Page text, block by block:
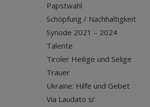
Papstwahl
Schöpfung / Nachhaltigkeit
Synode 2021 – 2024
Talente
Tiroler Heilige und Selige
Trauer
Ukraine: Hilfe und Gebet
Via Laudato si'